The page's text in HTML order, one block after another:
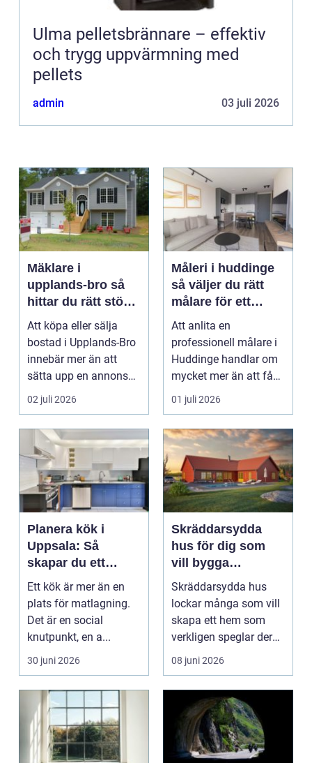
Ulma pelletsbrännare – effektiv
och trygg uppvärmning med
pellets
admin 03 juli 2026
Mäklare i
upplands-bro så
hittar du rätt stöd
för din
bostadsaffär
Att köpa eller sälja
bostad i Upplands-Bro
innebär mer än att
sätta upp en annons
och vänta in bud. ...
02 juli 2026
Måleri i huddinge
så väljer du rätt
målare för ett
hållbart resultat
Att anlita en
professionell målare i
Huddinge handlar om
mycket mer än att få
nya färger på
väggarna...
01 juli 2026
Planera kök i
Uppsala: Så
skapar du ett
funktionellt och
hållbart kök
Ett kök är mer än en
plats för matlagning.
Det är en social
knutpunkt, en a...
30 juni 2026
Skräddarsydda
hus för dig som
vill bygga
personligt och
hållbart
Skräddarsydda hus
lockar många som vill
skapa ett hem som
verkligen speglar deras
liv, sm...
08 juni 2026